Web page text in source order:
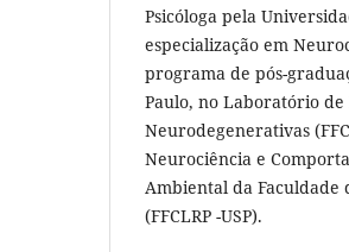
Psicóloga pela
especialização em
programa de pós-
Paulo, no Laboratório
Neurodegenerativas
Neurociência e
Ambiental da Faculdade
(FFCLRP -USP).